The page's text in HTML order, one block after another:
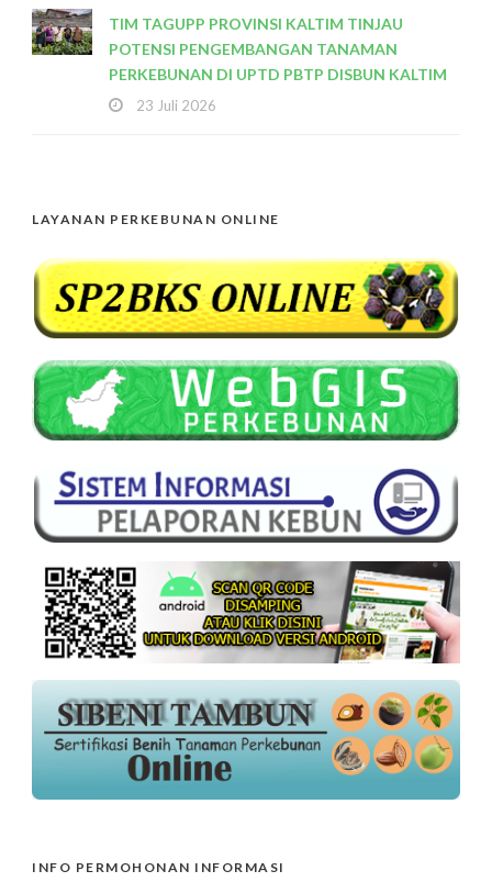
TIM TAGUPP PROVINSI KALTIM TINJAU
POTENSI PENGEMBANGAN TANAMAN
PERKEBUNAN DI UPTD PBTP DISBUN KALTIM
23 Juli 2026
LAYANAN PERKEBUNAN ONLINE
INFO PERMOHONAN INFORMASI